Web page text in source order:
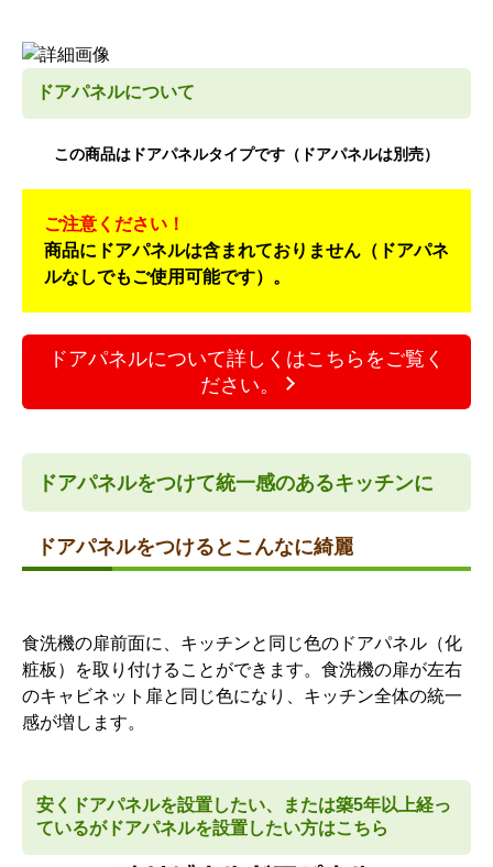
ドアパネルについて
この商品はドアパネルタイプです（ドアパネルは別売）
ご注意ください！
商品にドアパネルは含まれておりません（ドアパネ
ルなしでもご使用可能です）。
ドアパネルについて詳しくはこちらをご覧く
ださい。
ドアパネルをつけて統一感のあるキッチンに
ドアパネルをつけるとこんなに綺麗
食洗機の扉前面に、キッチンと同じ色のドアパネル（化
粧板）を取り付けることができます。食洗機の扉が左右
のキャビネット扉と同じ色になり、キッチン全体の統一
感が増します。
安くドアパネルを設置したい、または築5年以上経っ
ているがドアパネルを設置したい方はこちら